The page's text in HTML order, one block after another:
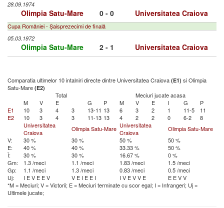
28.09.1974
Olimpia Satu-Mare 0 - 0 Universitatea Craiova
Cupa României - Șaisprezecimi de finală
05.03.1972
Olimpia Satu-Mare 2 - 1 Universitatea Craiova
Comparatia ultimelor 10 intalniri directe dintre Universitatea Craiova (E1) si Olimpia
Satu-Mare (E2)
Total
Meciuri jucate acasa
M
V E G P M V E I G
P
E1
10 3 4 3 13-11 13 6 3 2 1 11-5
11
E2
10 3 4 3 11-13 13 4 2 2 0 6-2
8
Universitatea
Craiova
Olimpia Satu-Mare Universitatea
Craiova
Olimpia Satu-Mare
V:
30 % 30 % 50 %
50 %
E:
40 % 40 % 33.33 %
50 %
Î:
30 % 30 % 16.67 %
0 %
Gm:
1.3 /meci 1.1 /meci 1.83 /meci
1.5 /meci
Gp:
1.1 /meci 1.3 /meci 0.83 /meci
0.5 /meci
Uj:
I EV E EV V E I E E I I V EVV E E EVV
*M = Meciuri; V = Victorii; E = Meciuri terminate cu scor egal; I = Infrangeri; Uj =
Ultimele jucate;